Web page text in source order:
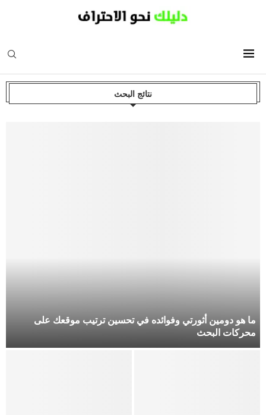
نتائج البحث
ما هو دومين أثورتي وفوائده في تحسين ترتيب موقعك على
محركات البحث